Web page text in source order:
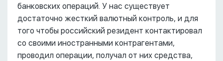
банковских операций. У нас существует
достаточно жесткий валютный контроль, и для
того чтобы российский резидент контактировал
со своими иностранными контрагентами,
проводил операции, получал от них средства,